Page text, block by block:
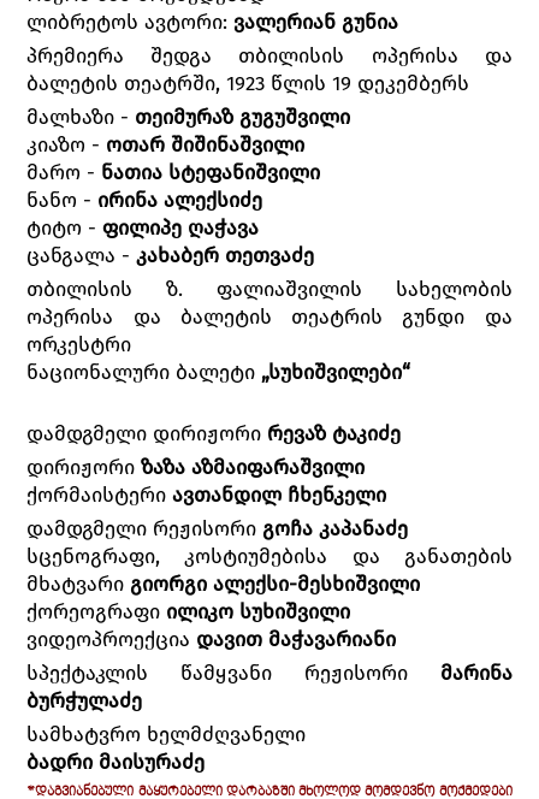
ლიბრეტოს ავტორი: ვალერიან გუნია
პრემიერა შედგა თბილისის ოპერისა და
ბალეტის თეატრში, 1923 წლის 19 დეკემბერს
მალხაზი - თეიმურაზ გუგუშვილი
კიაზო - ოთარ შიშინაშვილი
მარო - ნათია სტეფანიშვილი
ნანო - ირინა ალექსიძე
ტიტო -ფილიპე ღაჭავა
ცანგალა -კახაბერ თეთვაძე
თბილისის ზ. ფალიაშვილის სახელობის
ოპერისა და ბალეტის თეატრის გუნდი და
ორკესტრი
ნაციონალური ბალეტი „სუხიშვილები“
დამდგმელი დირიჟორი რევაზ ტაკიძე
დირიჟორიზაზა აზმაიფარაშვილი
ქორმაისტერიავთანდილ ჩხენკელი
დამდგმელი რეჟისორი გოჩა კაპანაძე
სცენოგრაფი, კოსტიუმებისა და განათების
მხატვარი გიორგი ალექსი-მესხიშვილი
ქორეოგრაფი ილიკო სუხიშვილი
ვიდეოპროექცია დავით მაჭავარიანი
სპექტაკლის წამყვანი რეჟისორი მარინა
ბურჭულაძე
სამხატვრო ხელმძღვანელი
ბადრი მაისურაძე
*ᲓᲐᲒᲕᲘᲐᲜᲔᲑᲣᲚᲘ ᲛᲐᲧᲣᲠᲔᲑᲔᲚᲘ ᲓᲐᲠᲑᲐᲖᲨᲘ ᲛᲮᲝᲚᲝᲓ ᲛᲝᲛᲓᲔᲕᲜᲝ ᲛᲝᲥᲛᲔᲓᲔᲑᲘ